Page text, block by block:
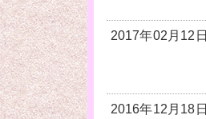
2017年02月12日
2016年12月18日